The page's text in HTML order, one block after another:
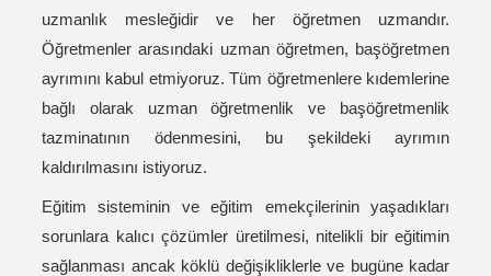
uzmanlık mesleğidir ve her öğretmen uzmandır.
Öğretmenler arasındaki uzman öğretmen, başöğretmen
ayrımını kabul etmiyoruz. Tüm öğretmenlere kıdemlerine
bağlı olarak uzman öğretmenlik ve başöğretmenlik
tazminatının ödenmesini, bu şekildeki ayrımın
kaldırılmasını istiyoruz.
Eğitim sisteminin ve eğitim emekçilerinin yaşadıkları
sorunlara kalıcı çözümler üretilmesi, nitelikli bir eğitimin
sağlanması ancak köklü değişikliklerle ve bugüne kadar